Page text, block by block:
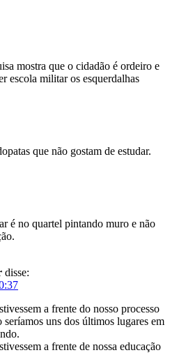
mostra que o cidadão é ordeiro e
escola militar os esquerdalhas
que não gostam de estudar.
é no quartel pintando muro e não
disse:
a frente do nosso processo
seríamos uns dos últimos lugares em
a frente de nossa educação